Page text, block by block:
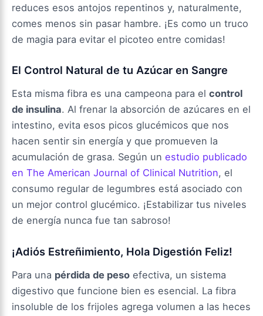
reduces esos antojos repentinos y, naturalmente,
comes menos sin pasar hambre. ¡Es como un truco
de magia para evitar el picoteo entre comidas!
El Control Natural de tu Azúcar en Sangre
Esta misma fibra es una campeona para el control
de insulina. Al frenar la absorción de azúcares en el
intestino, evita esos picos glucémicos que nos
hacen sentir sin energía y que promueven la
acumulación de grasa. Según un estudio publicado
en The American Journal of Clinical Nutrition, el
consumo regular de legumbres está asociado con
un mejor control glucémico. ¡Estabilizar tus niveles
de energía nunca fue tan sabroso!
¡Adiós Estreñimiento, Hola Digestión Feliz!
Para una pérdida de peso efectiva, un sistema
digestivo que funcione bien es esencial. La fibra
insoluble de los frijoles agrega volumen a las heces